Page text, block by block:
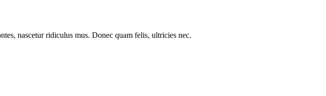
nascetur ridiculus mus. Donec quam felis, ultricies nec.